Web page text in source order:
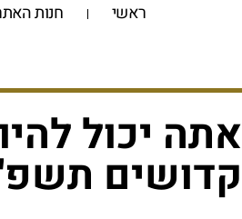
ראשי חנות
אתה יכול
קדושים